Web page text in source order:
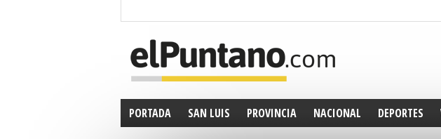
PORTADA SAN LUIS PROVINCIA NACIONAL DEPORTES